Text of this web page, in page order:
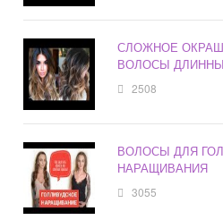
СЛОЖНОЕ
ВОЛОСЫ
2508
ВОЛОСЫ ДЛЯ
НАРАЩИВАНИЯ
3055